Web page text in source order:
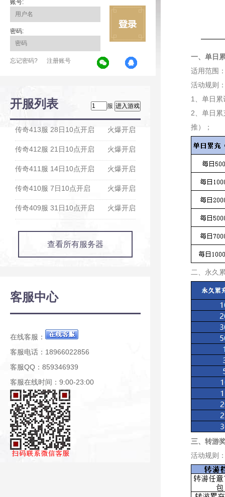
账号:
密码:
忘记密码? 注册账号
开服列表 服
火爆开启
传奇413服 28日10点开启
火爆开启
传奇412服 21日10点开启
火爆开启
传奇411服 14日10点开启
火爆开启
传奇410服 7日10点开启
火爆开启
传奇409服 31日10点开启
查看所有服务器
客服中心
在线客服：
客服电话：18966022856
客服QQ：859346939
客服在线时间：9:00-23:00
一、单日
适用范围
活动规则
1、单日
2、单日
推）；
二、永久
三、转游
活动规则